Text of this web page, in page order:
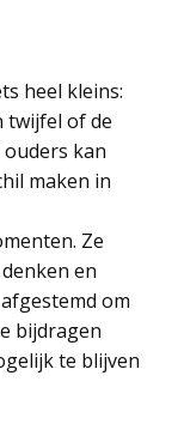
heel kleins:
twijfel of de
kan
maken in
Ze
en
om
bijdragen
te blijven